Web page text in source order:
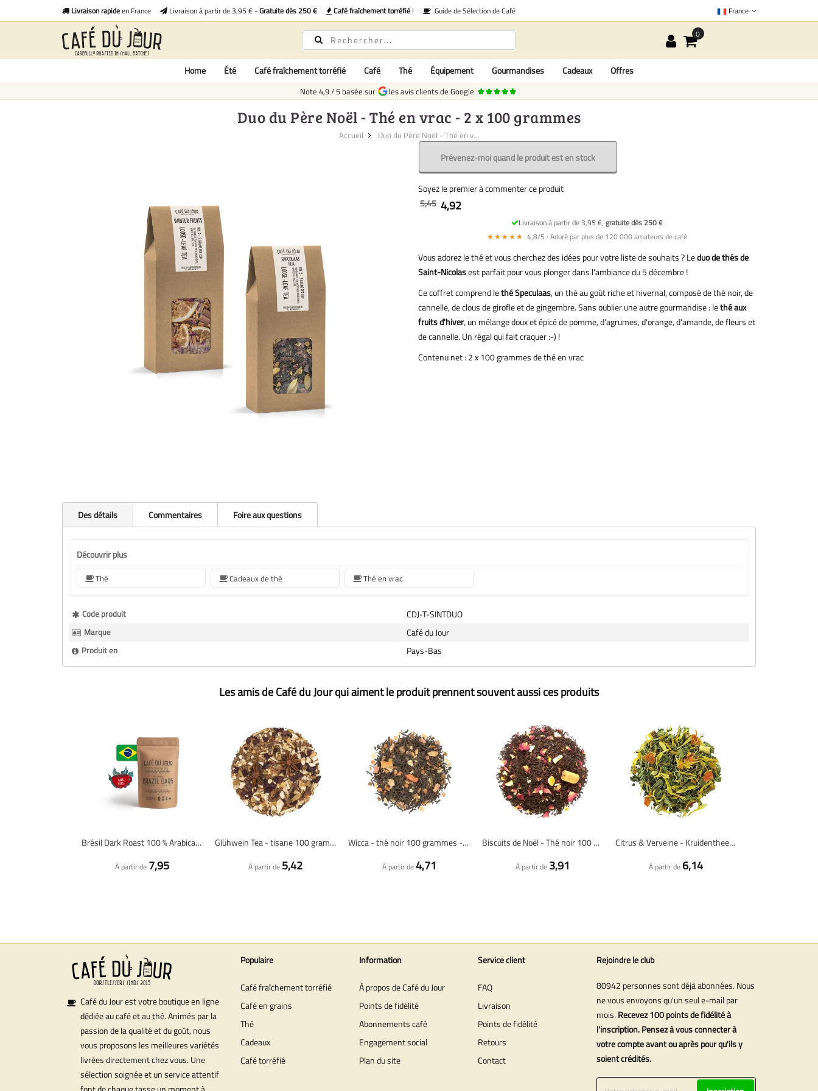
Livraison rapideen France Livraison à partir de 3,95 € -Gratuite dès 250 € Café fraîchement torréfié ! Guide de Sélection de Café France
Home Été Café fraîchement torréfié Café Thé Équipement Gourmandises Cadeaux Offres
Note 4,9/5 basée sur les avis clients de Google
Duo du Père Noël - Thé en vrac - 2 x 100 grammes
Accueil Duo du Père Noël - Thé en v...
Prévenez-moi quand le produit est en stock
Soyez le premier à commenter ce produit
4,92
5,45
Livraison à partir de 3,95 €, gratuite dès 250 €
★★★★★ 4,8/5 · Adoré par plus de 120 000 amateurs de café
Vous adorez le thé et vous cherchez des idées pour votre liste de souhaits ? Leduo de thés de
Saint-Nicolasest parfait pour vous plonger dans l'ambiance du 5 décembre !
Ce coffret comprend lethé Speculaas, un thé au goût riche et hivernal, composé de thé noir, de
cannelle, de clous de girofle et de gingembre. Sans oublier une autre gourmandise : lethé aux
fruits d'hiver, un mélange doux et épicé de pomme, d'agrumes, d'orange, d'amande, de fleurs et
de cannelle. Un régal qui fait craquer :-) !
Contenu net : 2 x 100 grammes de thé en vrac
Des détails Commentaires Foire aux questions
Découvrir plus
Thé Cadeaux de thé Thé en vrac
Plus
d’information
Code produit CDJ-T-SINTDUO
Marque Café du Jour
Produit en Pays-Bas
Les amis de Café du Jour qui aiment le produit prennent souvent aussi ces produits
Brésil Dark Roast 100 % Arabica - café en grains fraîchement torréfié
À partir de 7,95
Glühwein Tea - tisane 100 grammes - Café du Jour thé en vrac
À partir de 5,42
Wicca - thé noir 100 grammes - Café du Jour thé en vrac
À partir de4,71
Biscuits de Noël - Thé noir 100 grammes - Café du Jour thé en vrac
À partir de 3,91
Citrus & Verveine - Kruidenthee 100 gram - Café du Jour losse thee
À partir de 6,14
Café du Jour est votre boutique en ligne
dédiée au café et au thé. Animés par la
passion de la qualité et du goût, nous
vous proposons les meilleures variétés
livrées directement chez vous. Une
sélection soignée et un service attentif
Populaire
Café fraîchement torréfié
Café en grains
Thé
Cadeaux
Café torréfié
Information
À propos de Café du Jour
Points de fidélité
Abonnements café
Engagement social
Plan du site
Service client
FAQ
Livraison
Points de fidélité
Retours
Contact
Rejoindre le club
80942 personnes sont déjà abonnées. Nous
ne vous envoyons qu'un seul e-mail par
mois. Recevez 100 points de fidélité à
l'inscription. Pensez à vous connecter à
votre compte avant ou après pour qu'ils y
soient crédités.